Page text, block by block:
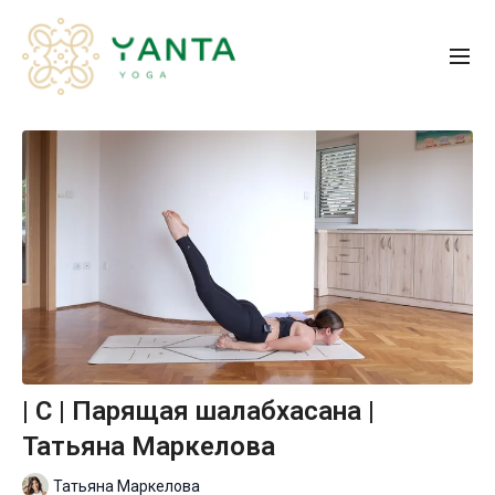
| С | Парящая шалабхасана |
Татьяна Маркелова
Татьяна Маркелова